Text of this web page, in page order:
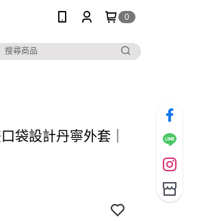
0
袋設計丹寧外套｜